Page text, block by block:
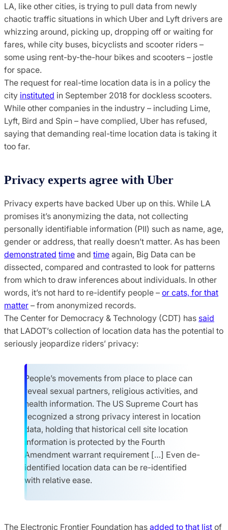
LA, like other cities, is trying to pull data from newly
chaotic traffic situations in which Uber and Lyft drivers are
whizzing around, picking up, dropping off or waiting for
fares, while city buses, bicyclists and scooter riders –
some using rent-by-the-hour bikes and scooters – jostle
for space.
The request for real-time location data is in a policy the
city instituted in September 2018 for dockless scooters.
While other companies in the industry – including Lime,
Lyft, Bird and Spin – have complied, Uber has refused,
saying that demanding real-time location data is taking it
too far.
Privacy experts agree with Uber
Privacy experts have backed Uber up on this. While LA
promises it’s anonymizing the data, not collecting
personally identifiable information (PII) such as name, age,
gender or address, that really doesn’t matter. As has been
demonstrated time and time again, Big Data can be
dissected, compared and contrasted to look for patterns
from which to draw inferences about individuals. In other
words, it’s not hard to re-identify people – or cats, for that
matter – from anonymized records.
The Center for Democracy & Technology (CDT) has said
that LADOT’s collection of location data has the potential to
seriously jeopardize riders’ privacy:
People’s movements from place to place can
reveal sexual partners, religious activities, and
health information. The US Supreme Court has
recognized a strong privacy interest in location
data, holding that historical cell site location
information is protected by the Fourth
Amendment warrant requirement […] Even de-
identified location data can be re-identified
with relative ease.
The Electronic Frontier Foundation has added to that list of